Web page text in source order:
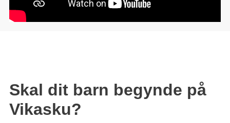
Skal dit barn begynde på
Vikasku?